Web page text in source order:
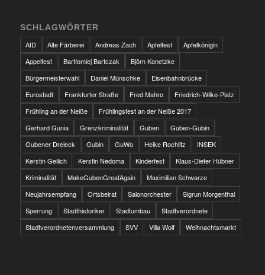
SCHLAGWÖRTER
AfD
Alte Färberei Andreas Zach Apfelfest
Apfelkönigin
Appelfest
Bartłomiej Bartczak
Björn Konetzke
Bürgermeisterwahl
Daniel Münschke
Eisenbahnbrücke
Eurostadt
Frankfurter Straße Fred Mahro
Friedrich-Wilke-Platz
Frühling an der Neiße
Frühlingsfest an der Neiße 2017
Gerhard Gunia
Grenzkriminalität Guben
Guben-Gubin
Gubener Dreieck
Gubin GuWo Heike Rochlitz
INSEK
Kerstin Geilich
Kerstin Nedoma Kinderfest
Klaus-Dieter Hübner
Kriminalität
MakeGubenGreatAgain
Maximilian Schwarze
Neujahrsempfang
Ortsbeirat Salonorchester
Sigrun Morgenthal
Sperrung
Stadthistoriker Stadtumbau
Stadtverordnete
Stadtverordnetenversammlung
SVV Villa Wolf Weihnachtsmarkt